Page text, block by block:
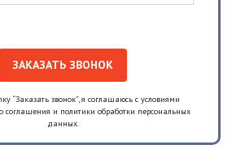
“Заказать звонок”, я соглашаюсь с условиями
соглашения и политики обработки персональных
данных.